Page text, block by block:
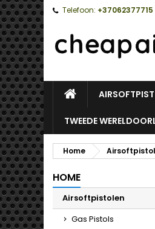
Telefoon: +37062377715
HOME
TWEEDE
Home
HOME
Airsoftpistolen
Gas Pistols